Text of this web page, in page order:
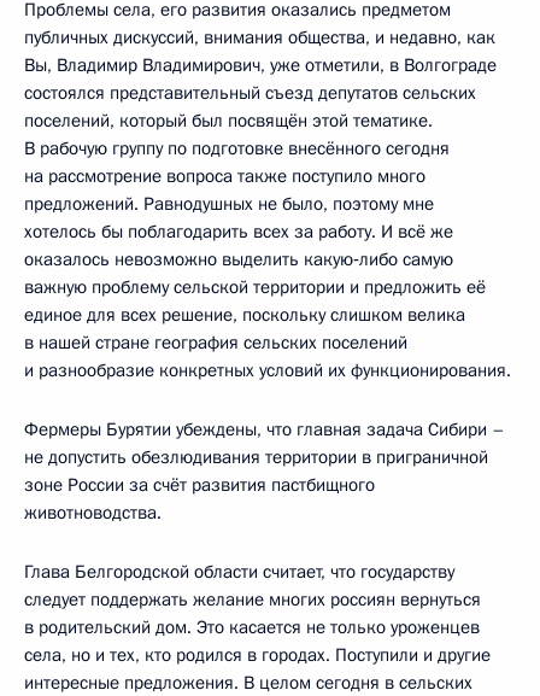
Проблемы села, его развития оказались предметом
публичных дискуссий, внимания общества, и недавно, как
Вы, Владимир Владимирович, уже отметили, в Волгограде
состоялся представительный съезд депутатов сельских
поселений, который был посвящён этой тематике.
В рабочую группу по подготовке внесённого сегодня
на рассмотрение вопроса также поступило много
предложений. Равнодушных не было, поэтому мне
хотелось бы поблагодарить всех за работу. И всё же
оказалось невозможно выделить какую‑либо самую
важную проблему сельской территории и предложить её
единое для всех решение, поскольку слишком велика
в нашей стране география сельских поселений
и разнообразие конкретных условий их функционирования.
Фермеры Бурятии убеждены, что главная задача Сибири –
не допустить обезлюдивания территории в приграничной
зоне России за счёт развития пастбищного
животноводства.
Глава Белгородской области считает, что государству
следует поддержать желание многих россиян вернуться
в родительский дом. Это касается не только уроженцев
села, но и тех, кто родился в городах. Поступили и другие
интересные предложения. В целом сегодня в сельских